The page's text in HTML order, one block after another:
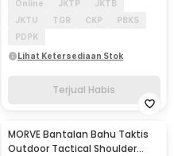
Online JKTP
JKTB
JKTU
TGR CKP
PBKS
PDPK
Lihat Ketersediaan Stok
Terjual Habis
MORVE Bantalan Bahu Taktis
Outdoor Tactical Shoulder